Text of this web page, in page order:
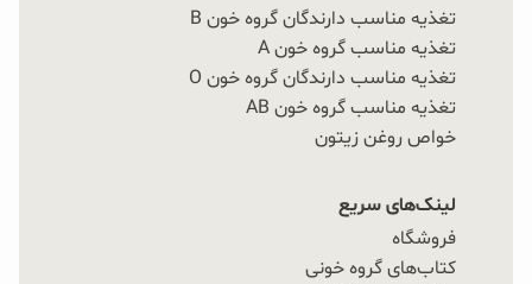
تغذیه مناسب دارندگان گروه خون B
تغذیه مناسب گروه خون A
تغذیه مناسب دارندگان گروه خون O
تغذیه مناسب گروه خون AB
خواص روغن زیتون
لینک‌های سریع
فروشگاه
کتاب‌های گروه خونی